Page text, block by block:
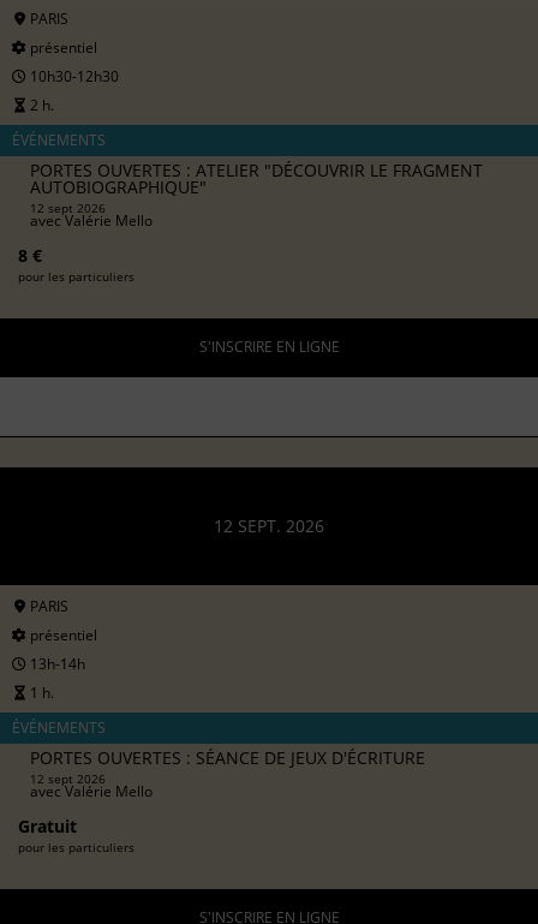
PARIS
présentiel
10h30-12h30
2 h.
ÉVÉNEMENTS
PORTES OUVERTES : ATELIER "DÉCOUVRIR LE FRAGMENT
AUTOBIOGRAPHIQUE"
12 sept 2026
avecValérie Mello
8 €
pour les particuliers
S'INSCRIRE EN LIGNE
12 SEPT. 2026
PARIS
présentiel
13h-14h
1 h.
ÉVÉNEMENTS
PORTES OUVERTES : SÉANCE DE JEUX D'ÉCRITURE
12 sept 2026
avecValérie Mello
Gratuit
pour les particuliers
S'INSCRIRE EN LIGNE